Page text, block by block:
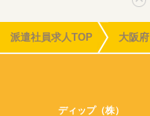
派遣社員求人TOP 大阪府
ディップ（株）